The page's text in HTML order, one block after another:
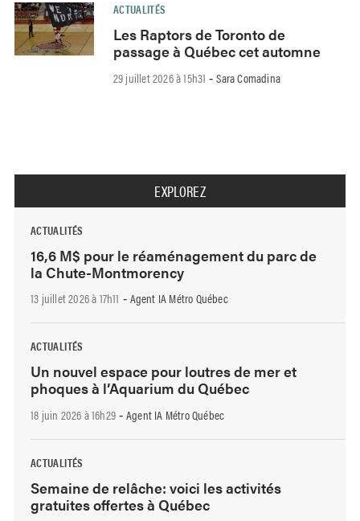
ACTUALITÉS
Les Raptors de Toronto de
passage à Québec cet automne
29 juillet 2026 à 15h31 -Sara Comadina
EXPLOREZ
ACTUALITÉS
16,6 M$ pour le réaménagement du parc de
la Chute-Montmorency
13 juillet 2026 à 17h11 - Agent IA Métro Québec
ACTUALITÉS
Un nouvel espace pour loutres de mer et
phoques à l’Aquarium du Québec
18 juin 2026 à 16h29 - Agent IA Métro Québec
ACTUALITÉS
Semaine de relâche: voici les activités
gratuites offertes à Québec